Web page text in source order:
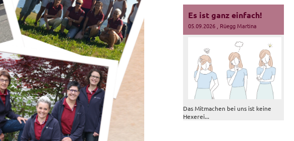
Es ist ganz einfach!
05.09.2026 , Rüegg Martina
Das Mitmachen bei uns ist keine
Hexerei...